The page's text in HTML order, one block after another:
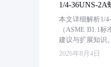
1/4-36UNS-
本文详细解析1/
（ASME B1.1
建议与扩展知识。
2026年8月4日